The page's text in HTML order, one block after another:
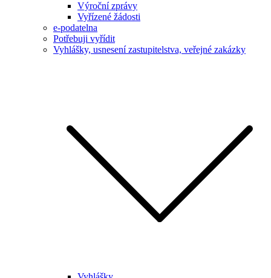
Výroční zprávy
Vyřízené žádosti
e-podatelna
Potřebuji vyřídit
Vyhlášky, usnesení zastupitelstva, veřejné zakázky